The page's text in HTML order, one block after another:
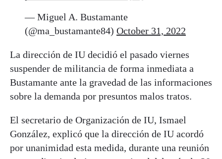
— Miguel A. Bustamante
(@ma_bustamante84) October 31, 2022
La dirección de IU decidió el pasado viernes
suspender de militancia de forma inmediata a
Bustamante ante la gravedad de las informaciones
sobre la demanda por presuntos malos tratos.
El secretario de Organización de IU, Ismael
González, explicó que la dirección de IU acordó
por unanimidad esta medida, durante una reunión